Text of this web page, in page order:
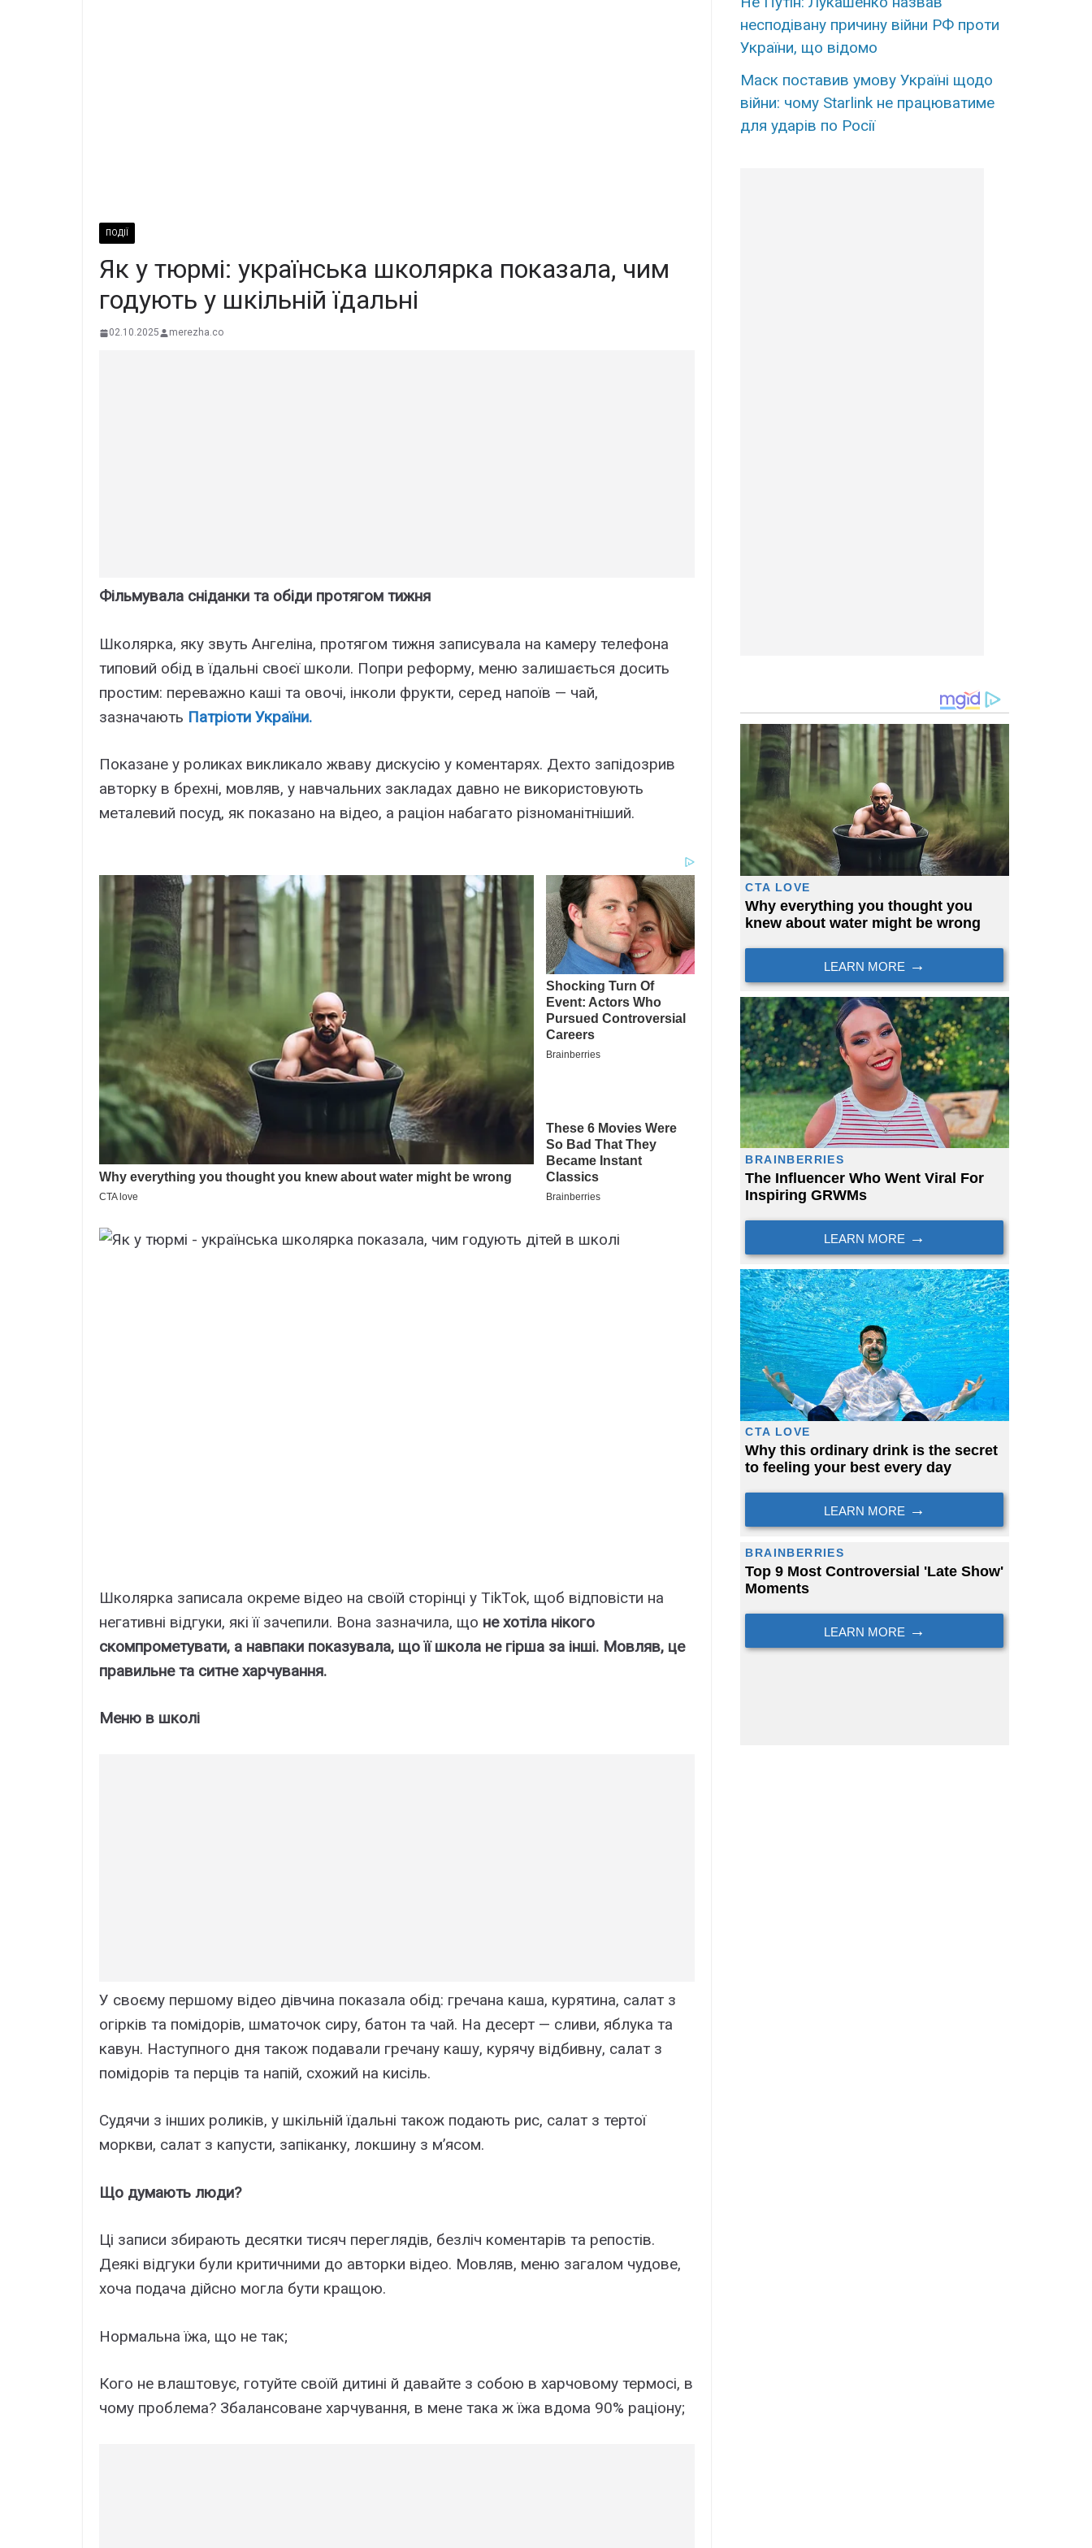
ПОДІЇ
Як у тюрмі: українська школярка показала, чим
годують у шкільній їдальні
02.10.2025 merezha.co
Фільмувала сніданки та обіди протягом тижня
Школярка, яку звуть Ангеліна, протягом тижня записувала на камеру телефона
типовий обід в їдальні своєї школи. Попри реформу, меню залишається досить
простим: переважно каші та овочі, інколи фрукти, серед напоїв — чай,
зазначають Патріоти України.
Показане у роликах викликало жваву дискусію у коментарях. Дехто запідозрив
авторку в брехні, мовляв, у навчальних закладах давно не використовують
металевий посуд, як показано на відео, а раціон набагато різноманітніший.
Школярка записала окреме відео на своїй сторінці у TikTok, щоб відповісти на
негативні відгуки, які її зачепили. Вона зазначила, що не хотіла нікого
скомпрометувати, а навпаки показувала, що її школа не гірша за інші. Мовляв, це
правильне та ситне харчування.
Меню в школі
У своєму першому відео дівчина показала обід: гречана каша, курятина, салат з
огірків та помідорів, шматочок сиру, батон та чай. На десерт — сливи, яблука та
кавун. Наступного дня також подавали гречану кашу, курячу відбивну, салат з
помідорів та перців та напій, схожий на кисіль.
Судячи з інших роликів, у шкільній їдальні також подають рис, салат з тертої
моркви, салат з капусти, запіканку, локшину з м’ясом.
Що думають люди?
Ці записи збирають десятки тисяч переглядів, безліч коментарів та репостів.
Деякі відгуки були критичними до авторки відео. Мовляв, меню загалом чудове,
хоча подача дійсно могла бути кращою.
Нормальна їжа, що не так;
Кого не влаштовує, готуйте своїй дитині й давайте з собою в харчовому термосі, в
чому проблема? Збалансоване харчування, в мене така ж їжа вдома 90% раціону;
несподівану причину війни РФ проти
України, що відомо
Маск поставив умову Україні щодо
війни: чому Starlink не працюватиме
для ударів по Росії